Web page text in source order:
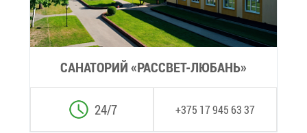
СА­НА­ТО­РИЙ «РАС­СВЕТ-ЛЮ­БАНЬ»
+375 17 945 63 37
24/7